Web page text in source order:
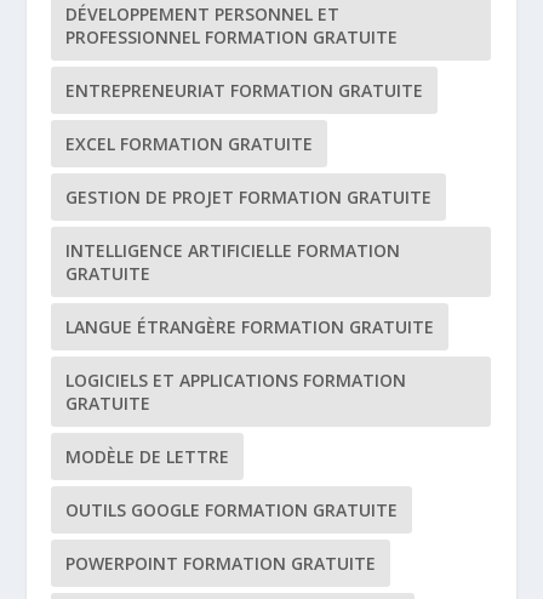
DÉVELOPPEMENT PERSONNEL ET
PROFESSIONNEL FORMATION GRATUITE
ENTREPRENEURIAT FORMATION GRATUITE
EXCEL FORMATION GRATUITE
GESTION DE PROJET FORMATION GRATUITE
INTELLIGENCE ARTIFICIELLE FORMATION
GRATUITE
LANGUE ÉTRANGÈRE FORMATION GRATUITE
LOGICIELS ET APPLICATIONS FORMATION
GRATUITE
MODÈLE DE LETTRE
OUTILS GOOGLE FORMATION GRATUITE
POWERPOINT FORMATION GRATUITE